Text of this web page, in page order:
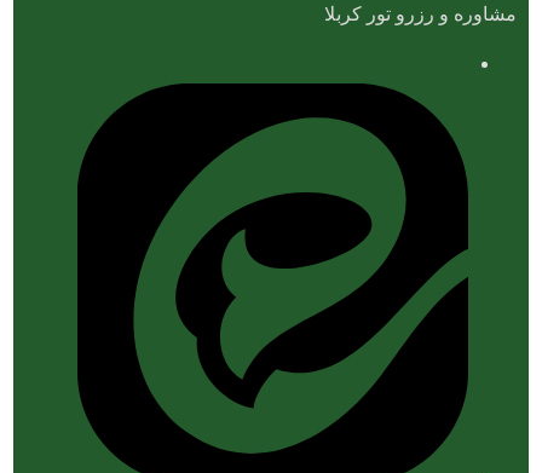
مشاوره و رزرو تور کربلا